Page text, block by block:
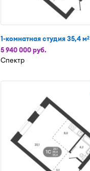
1-комнатная студия 35,4 м2
5 940 000 руб.
Спектр